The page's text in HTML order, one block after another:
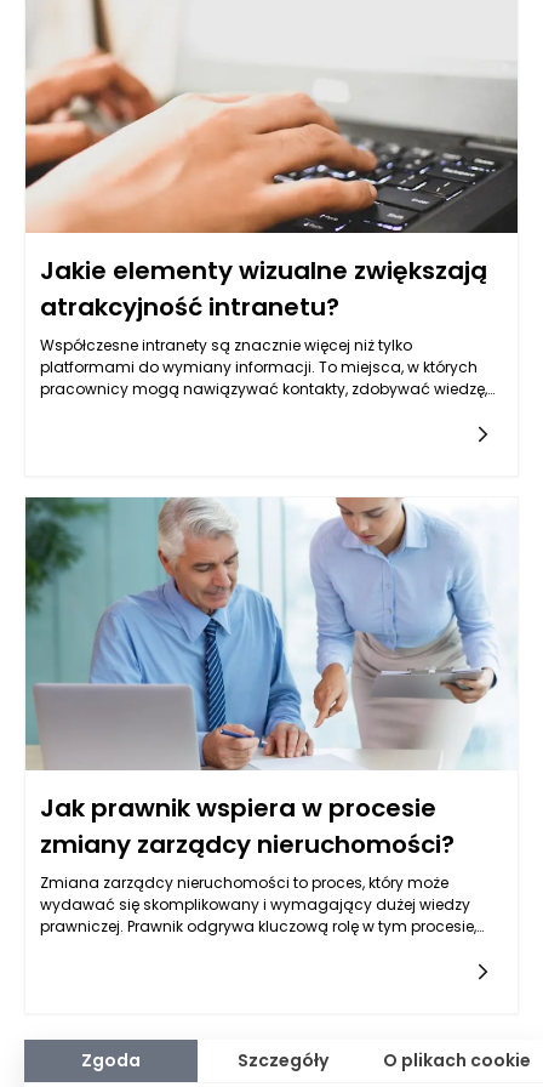
Jakie elementy wizualne zwiększają
atrakcyjność intranetu?
Współczesne intranety są znacznie więcej niż tylko
platformami do wymiany informacji. To miejsca, w których
pracownicy mogą nawiązywać kontakty, zdobywać wiedzę,
jego atrakcyjność wizualna. Dlatego zastanowimy się, jakie
elementy wizualne zwiększają atrakcyjność intranetu,
skupiając się na różnych aspektach estetycznych,
funkcjonalnych i interaktywnych.
Jak prawnik wspiera w procesie
zmiany zarządcy nieruchomości?
Zmiana zarządcy nieruchomości to proces, który może
wydawać się skomplikowany i wymagający dużej wiedzy
prawniczej. Prawnik odgrywa kluczową rolę w tym procesie,
pomóc właścicielom nieruchomości. Sprawdzenie wszystkich
warunków umowy, zrozumienie terminu wypowiedzenia oraz
ewentualnych kar umownych to niezbędne działania,
Zgoda Szczegóły O plikach cookie